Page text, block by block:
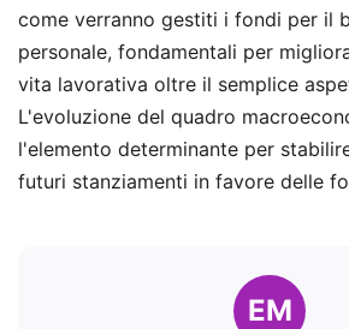
come verranno gestiti i fondi per il
personale, fondamentali per
vita lavorativa oltre il semplice
L'evoluzione del quadro
l'elemento determinante per
futuri stanziamenti in favore delle
EM